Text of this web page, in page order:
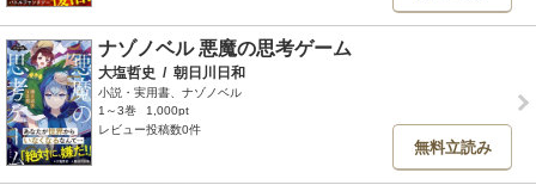
ナゾノベル 悪魔の思考ゲーム
大塩哲史 / 朝日川日和
小説・実用書、ナゾノベル
1～3巻
1,000pt
レビュー投稿数0件
無料立読み